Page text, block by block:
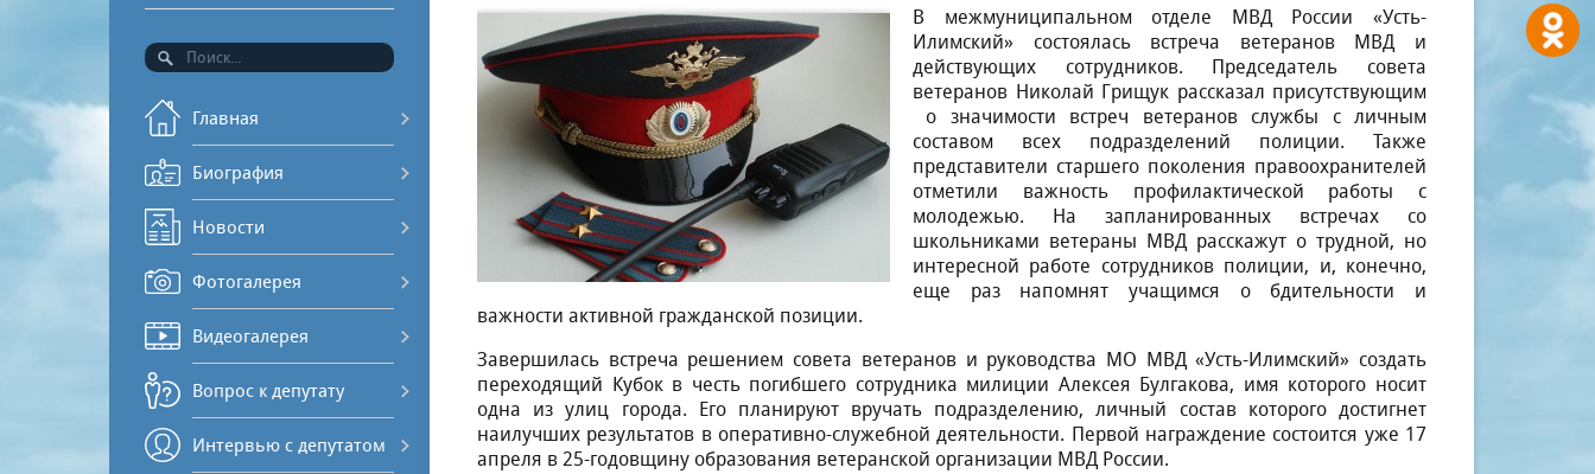
Главная
Биография
Новости
Фотогалерея
Видеогалерея
Вопрос к депутату
Интервью с депутатом
В межмуниципальном отделе МВД России «Усть-
Илимский» состоялась встреча ветеранов МВД и
действующих сотрудников. Председатель совета
ветеранов Николай Грищук рассказал присутствующим
о значимости встреч ветеранов службы с личным
составом всех подразделений полиции. Также
представители старшего поколения правоохранителей
отметили важность профилактической работы с
молодежью. На запланированных встречах со
школьниками ветераны МВД расскажут о трудной, но
интересной работе сотрудников полиции, и, конечно,
еще раз напомнят учащимся о бдительности и
важности активной гражданской позиции.
Завершилась встреча решением совета ветеранов и руководства МО МВД «Усть-Илимский» создать
переходящий Кубок в честь погибшего сотрудника милиции Алексея Булгакова, имя которого носит
одна из улиц города. Его планируют вручать подразделению, личный состав которого достигнет
наилучших результатов в оперативно-служебной деятельности. Первой награждение состоится уже 17
апреля в 25-годовщину образования ветеранской организации МВД России.